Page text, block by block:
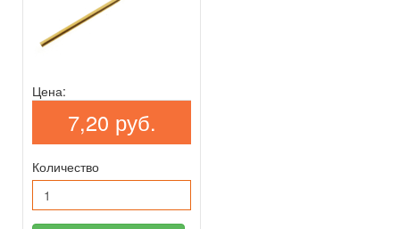
Цена:
7,20 руб.
Количество